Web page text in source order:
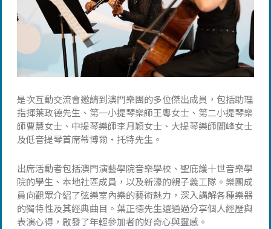
是次互動交流會邀請到澳門樂團的多位傑出成員，包括助理
指揮葉政德先生、第一小提琴樂師王粵女士、第二小提琴樂
師曹慧女士、中提琴樂師李月穎女士、大提琴樂師閻峰女士
及低音提琴首席蒂博爾・托特先生。
出席活動者包括澳門演藝學院音樂學校、聖庇護十世音樂學
院的學生、本地社區成員，以及新濠的親子義工隊。樂團成
員向觀眾介紹了弦樂室內樂的藝術魅力，深入講解各種樂器
的獨特性及其經典曲目。葉正德先生還通過分享個人經歷與
表演心得，啟發了年輕參加者的好奇心與靈感。